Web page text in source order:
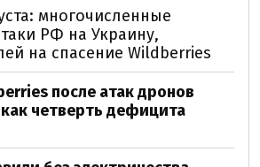
многочисленные
РФ на Украину,
на спасение Wildberries
после атак дронов
четверть дефицита